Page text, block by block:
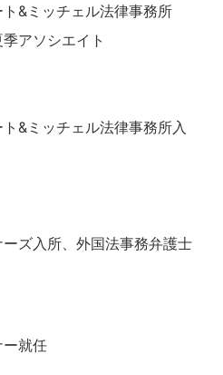
&ミッチェル法律事務所
アソシエイト
&ミッチェル法律事務所入
ズ入所、外国法事務弁護士
就任